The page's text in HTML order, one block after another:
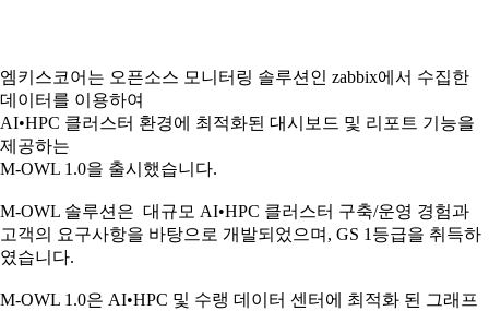
엠키스코어는 오픈소스 모니터링 솔루션인 zabbix에서 수집한
데이터를 이용하여
AI•HPC 클러스터 환경에 최적화된 대시보드 및 리포트 기능을
제공하는
M-OWL 1.0을 출시했습니다.
M-OWL 솔루션은 대규모 AI•HPC 클러스터 구축/운영 경험과
고객의 요구사항을 바탕으로 개발되었으며, GS 1등급을 취득하
였습니다.
M-OWL 1.0은 AI•HPC 및 수랭 데이터 센터에 최적화 된 그래프